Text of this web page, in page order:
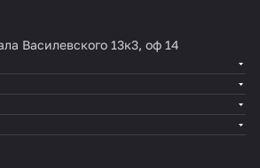
Василевского 13к3, оф 14